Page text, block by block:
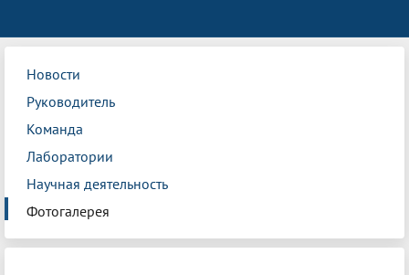
Новости
Руководитель
Команда
Лаборатории
Научная деятельность
Фотогалерея